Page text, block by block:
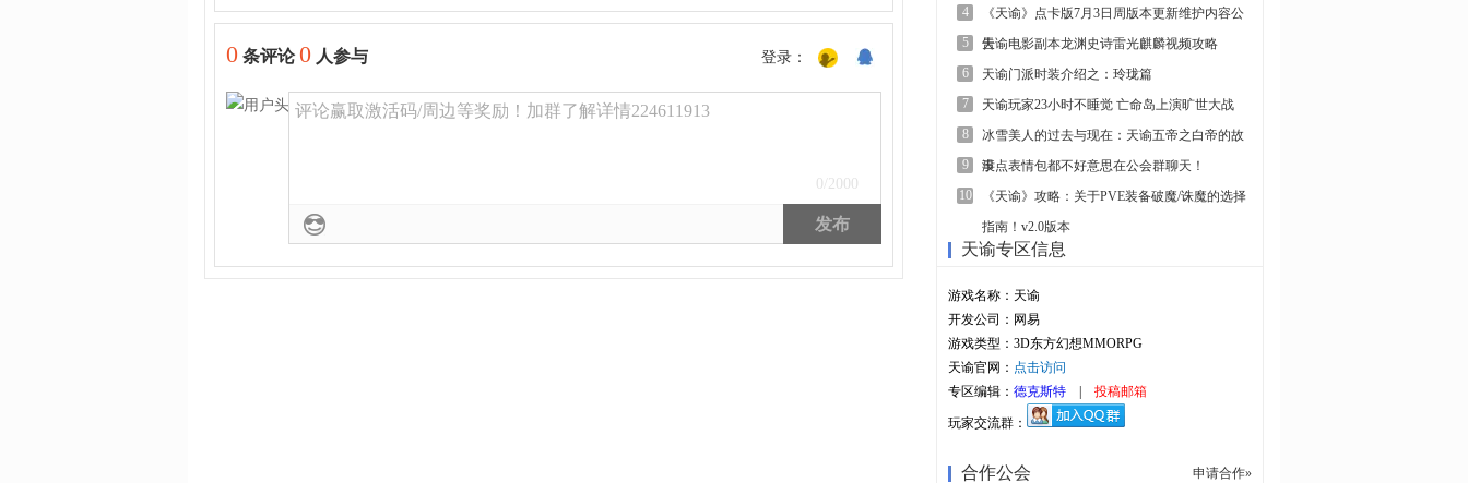
0 条评论0 人参与 登录：
评论赢取激活码/周边等奖励！加群了解详情224611913
0 /2000
发布
4
《天谕》点卡版7月3日周版本更新维护内容公
告
5
天谕电影副本龙渊史诗雷光麒麟视频攻略
6
天谕门派时装介绍之：玲珑篇
7
天谕玩家23小时不睡觉 亡命岛上演旷世大战
8
冰雪美人的过去与现在：天谕五帝之白帝的故
事
9
没点表情包都不好意思在公会群聊天！
10
《天谕》攻略：关于PVE装备破魔/诛魔的选择
指南！v2.0版本
天谕专区信息
游戏名称：天谕
开发公司：网易
游戏类型：3D东方幻想MMORPG
天谕官网： 点击访问
专区编辑： 德克斯特 投稿邮箱
玩家交流群：
合作公会 申请合作»